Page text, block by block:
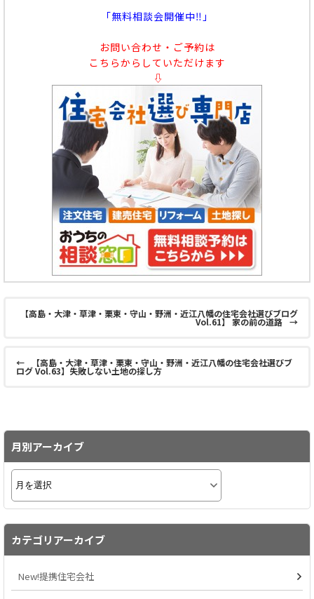
「無料相談会開催中‼」
お問い合わせ・ご予約は
こちらからしていただけます
⇩
【高島・大津・草津・栗東・守山・野洲・近江八幡の住宅会社選びブログ
Vol.61】 家の前の道路 →
← 【高島・大津・草津・栗東・守山・野洲・近江八幡の住宅会社選びブ
ログ Vol.63】失敗しない土地の探し方
月別アーカイブ
カテゴリアーカイブ
New!提携住宅会社